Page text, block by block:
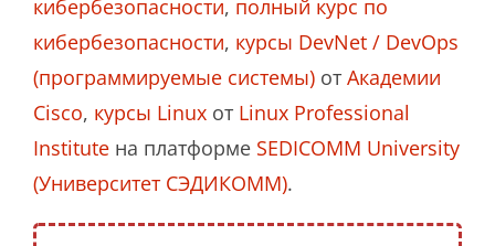
кибербезопасности, полный курс по
кибербезопасности, курсы DevNet / DevOps
(программируемые системы) от Академии
Cisco, курсы Linux от Linux Professional
Institute на платформе SEDICOMM University
(Университет СЭДИКОММ).